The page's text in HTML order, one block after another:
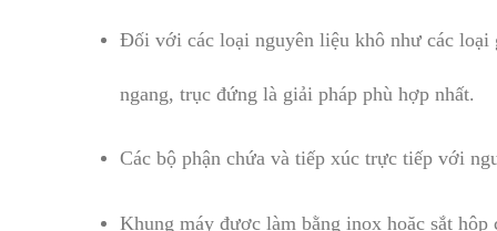
Đối với các loại nguyên liệu khô như các
ngang, trục đứng là giải pháp phù hợp nhất.
Các bộ phận chứa và tiếp xúc trực tiếp với
Khung máy được làm bằng inox hoặc sắt